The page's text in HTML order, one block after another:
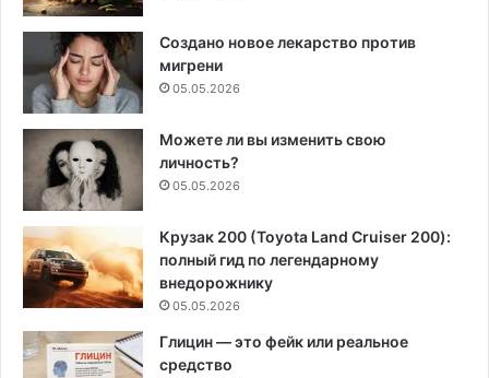
Создано новое лекарство против
мигрени
05.05.2026
Можете ли вы изменить свою
личность?
05.05.2026
Крузак 200 (Toyota Land Cruiser 200):
полный гид по легендарному
внедорожнику
05.05.2026
Глицин — это фейк или реальное
средство